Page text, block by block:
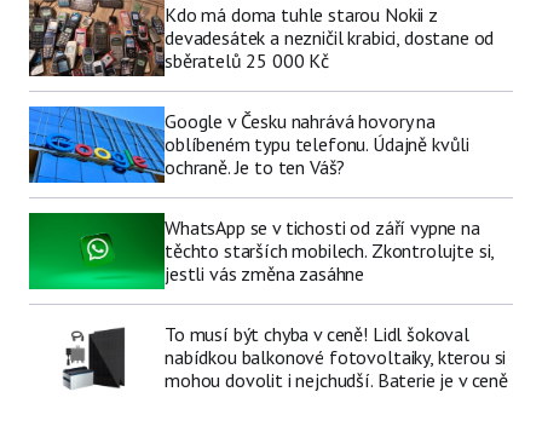
Kdo má doma tuhle starou Nokii z
devadesátek a nezničil krabici, dostane od
sběratelů 25 000 Kč
Google v Česku nahrává hovory na
oblíbeném typu telefonu. Údajně kvůli
ochraně. Je to ten Váš?
WhatsApp se v tichosti od září vypne na
těchto starších mobilech. Zkontrolujte si,
jestli vás změna zasáhne
To musí být chyba v ceně! Lidl šokoval
nabídkou balkonové fotovoltaiky, kterou si
mohou dovolit i nejchudší. Baterie je v ceně